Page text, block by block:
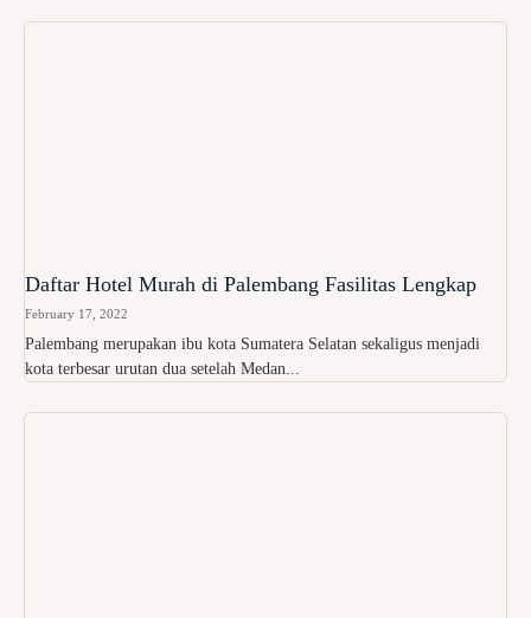
Daftar Hotel Murah di Palembang Fasilitas Lengkap
February 17, 2022
Palembang merupakan ibu kota Sumatera Selatan sekaligus menjadi
kota terbesar urutan dua setelah Medan...